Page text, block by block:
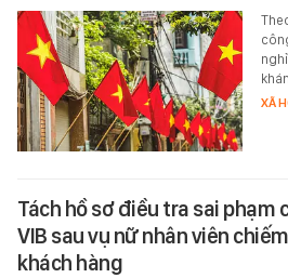
XÃ
Tách hồ sơ điều tra sai phạm
VIB sau vụ nữ nhân viên
khách hàng